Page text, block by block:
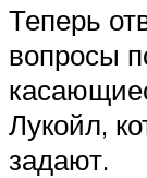
Теперь
вопросы
Лукойл,
задают.